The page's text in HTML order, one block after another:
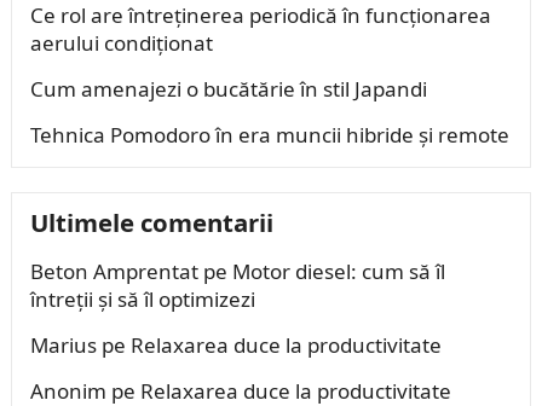
Ce rol are întreținerea periodică în funcționarea
aerului condiționat
Cum amenajezi o bucătărie în stil Japandi
Tehnica Pomodoro în era muncii hibride și remote
Ultimele comentarii
Beton Amprentatpe Motor diesel: cum să îl
întreții și să îl optimizezi
Mariuspe Relaxarea duce la productivitate
Anonim pe Relaxarea duce la productivitate